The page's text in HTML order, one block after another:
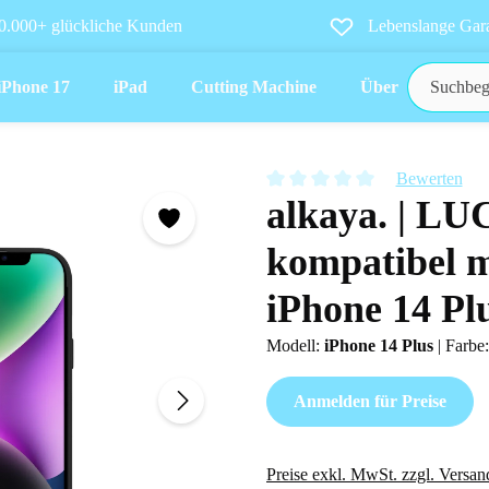
glückliche Kunden Lebenslange
17 iPad Cutting Machine Über uns
Durchschnittliche Bewertung
Bewerten
alkaya. |
kompatibel
iPhone 14
Modell: iPhone 14 Plus | Farbe:
Anmelden für Preise
Preise exkl. MwSt. zzgl.